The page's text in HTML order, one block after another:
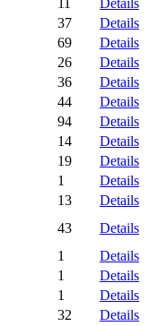
11
Details
37
Details
69
Details
26
Details
36
Details
44
Details
94
Details
14
Details
19
Details
1
Details
13
Details
43
Details
1
Details
1
Details
1
Details
32
Details